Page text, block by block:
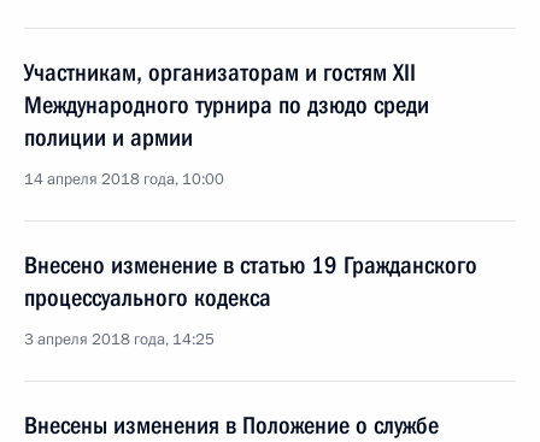
Участникам, организаторам и гостям XII
Международного турнира по дзюдо среди
полиции и армии
14 апреля 2018 года, 10:00
Внесено изменение в статью 19 Гражданского
процессуального кодекса
3 апреля 2018 года, 14:25
Внесены изменения в Положение о службе